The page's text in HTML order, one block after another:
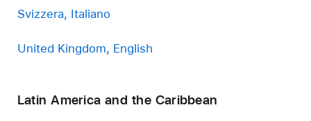
Svizzera, Italiano
United Kingdom, English
Latin America and the Caribbean